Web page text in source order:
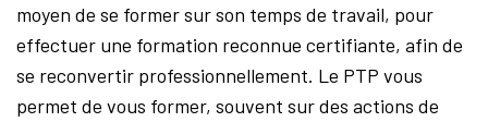
moyen de se former sur son temps de travail, pour
effectuer une formation reconnue certifiante, afin de
se reconvertir professionnellement. Le PTP vous
permet de vous former, souvent sur des actions de